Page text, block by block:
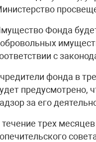
Фонда
с
фонда в
предусмотрено,
за его
течение трех